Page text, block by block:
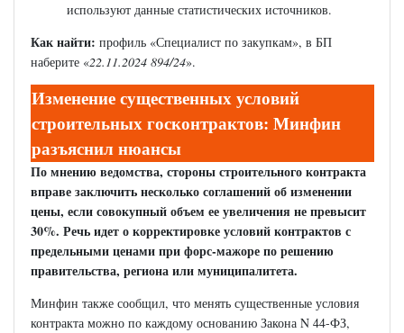
используют данные статистических источников.
Как найти: профиль «Специалист по закупкам», в БП
наберите «22.11.2024 894/24».
Изменение существенных условий
строительных госконтрактов: Минфин
разъяснил нюансы
По мнению ведомства, стороны строительного контракта
вправе заключить несколько соглашений об изменении
цены, если совокупный объем ее увеличения не превысит
30%. Речь идет о корректировке условий контрактов с
предельными ценами при форс-мажоре по решению
правительства, региона или муниципалитета.
Минфин также сообщил, что менять существенные условия
контракта можно по каждому основанию Закона N 44-ФЗ,